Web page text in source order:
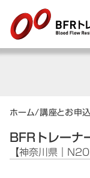
ホーム/講座とお申
BFRトレーナ
【神奈川県｜